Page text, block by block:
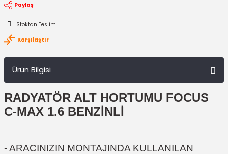
Paylaş
Stoktan Teslim
Karşılaştır
Ürün Bilgisi
RADYATÖR ALT HORTUMU FOCUS
C-MAX 1.6 BENZİNLİ
- ARACINIZIN MONTAJINDA KULLANILAN